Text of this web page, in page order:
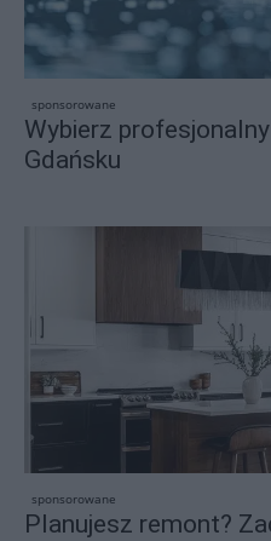
sponsorowane
Wybierz
Gdańsku
sponsorowane
Planujesz remont?